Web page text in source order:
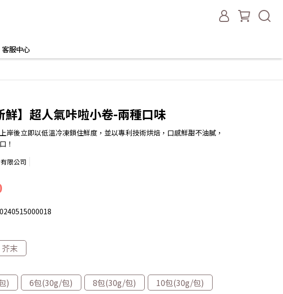
客服中心
鮮】超人氣咔啦小卷-兩種口味
岸後立即以低溫冷凍鎖住鮮度，並以專利技術烘焙，口感鮮甜不油膩，
！
限公司
芥末
)
6包(30g/包) 8包(30g/包)
10包(30g/包)